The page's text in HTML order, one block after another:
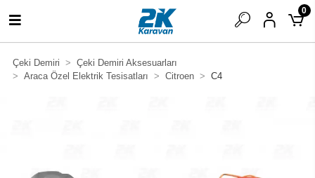
0
Çeki Demiri
Çeki Demiri Aksesuarları
Araca Özel Elektrik Tesisatları
Citroen C4